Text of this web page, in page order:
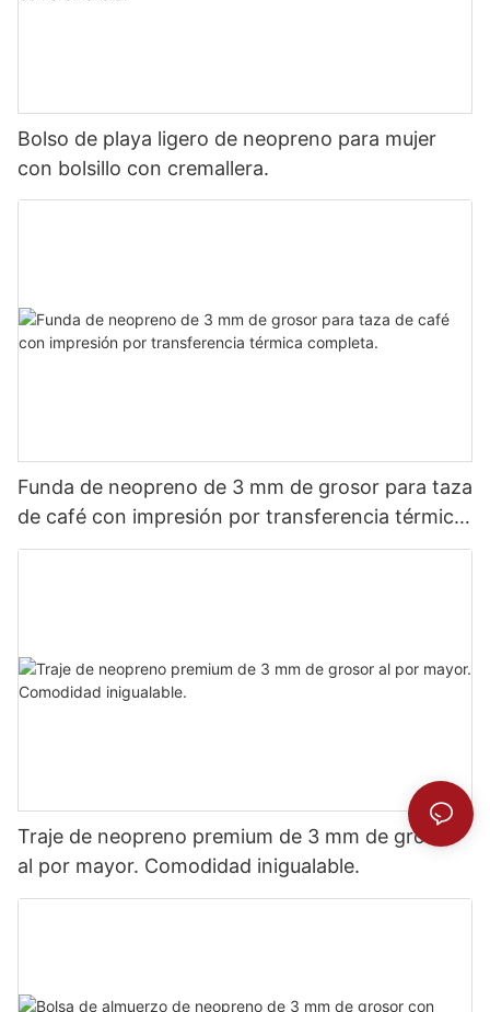
Bolso de playa ligero de neopreno para mujer
con bolsillo con cremallera.
Funda de neopreno de 3 mm de grosor para taza
de café con impresión por transferencia térmica
completa.
Traje de neopreno premium de 3 mm de grosor
al por mayor. Comodidad inigualable.